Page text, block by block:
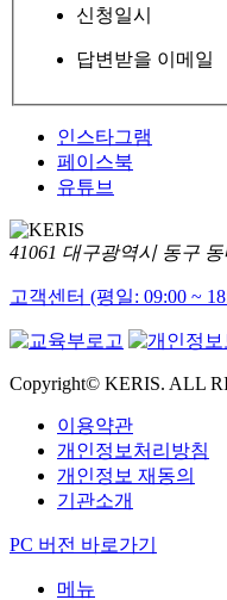
신청일시
답변받을 이메일
인스타그램
페이스북
유튜브
41061 대구광역시 동구
고객센터 (평일: 09:00 ~
Copyright© KERIS. ALL
이용약관
개인정보처리방침
개인정보 재동의
기관소개
PC 버전 바로가기
메뉴